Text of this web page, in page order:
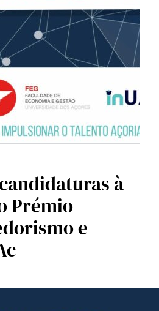
à
Prémio
e